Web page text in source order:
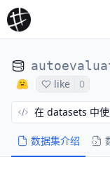
like 0
数据集介绍
在 datasets 中